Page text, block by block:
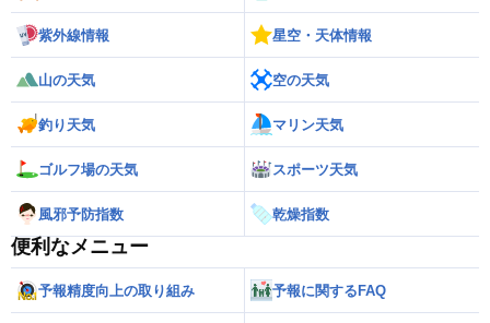
紫外線情報 星空・天体情報
山の天気 空の天気
釣り天気 マリン天気
ゴルフ場の天気 スポーツ天気
風邪予防指数 乾燥指数
便利なメニュー
予報精度向上の取り組み 予報に関するFAQ